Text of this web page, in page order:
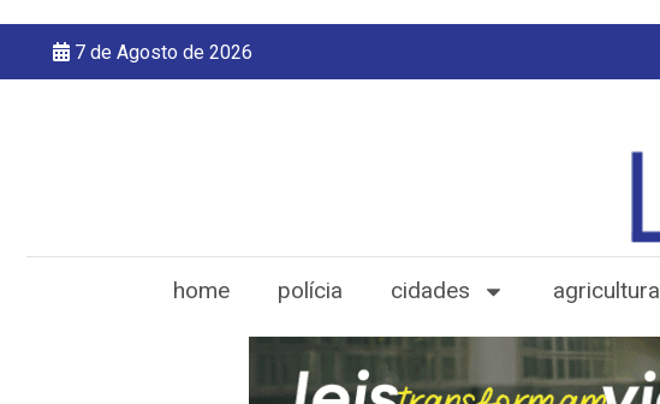
7 de Agosto de 2026
home polícia cidades agricultura